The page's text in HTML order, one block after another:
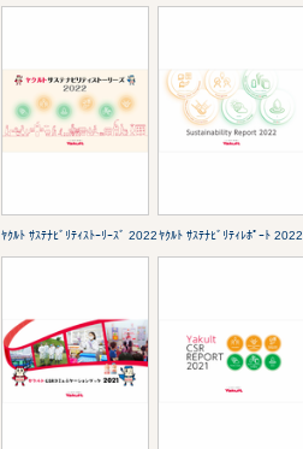
ﾔｸﾙﾄ ｻｽﾃﾅﾋﾞﾘﾃｨｽﾄｰﾘｰｽﾞ 2022ﾔｸﾙﾄ ｻｽﾃﾅﾋﾞﾘﾃｨﾚﾎﾟｰﾄ 2022